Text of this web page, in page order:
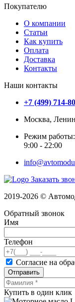
Покупателю
О компании
Статьи
Как купить
Оплата
Доставка
Контакты
Наши контакты
+7 (499) 714-
Москва,
Режим работы:
9:00 - 22:00
Заказать
2019-2026 ©
Обратный звонок
Имя
Телефон
Согласие на
Отправить
Купить в один клик